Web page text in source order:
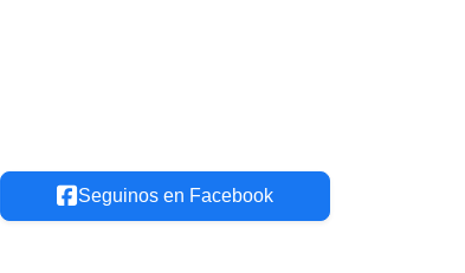
Seguinos en Facebook